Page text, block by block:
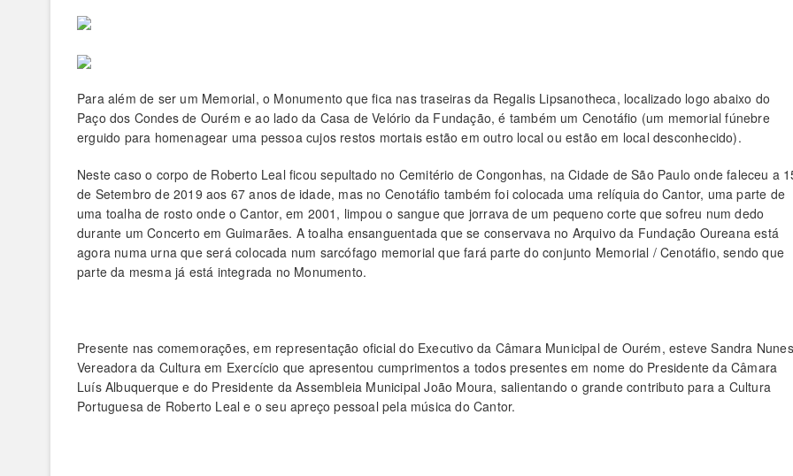
Para além de ser um Memorial, o Monumento que fica nas traseiras da Regalis Lipsanotheca, localizado logo abaixo do
Paço dos Condes de Ourém e ao lado da Casa de Velório da Fundação, é também um Cenotáfio (um memorial fúnebre
erguido para homenagear uma pessoa cujos restos mortais estão em outro local ou estão em local desconhecido).
Neste caso o corpo de Roberto Leal ficou sepultado no Cemitério de Congonhas, na Cidade de São Paulo onde faleceu a
de Setembro de 2019 aos 67 anos de idade, mas no Cenotáfio também foi colocada uma relíquia do Cantor, uma parte de
uma toalha de rosto onde o Cantor, em 2001, limpou o sangue que jorrava de um pequeno corte que sofreu num dedo
durante um Concerto em Guimarães. A toalha ensanguentada que se conservava no Arquivo da Fundação Oureana está
agora numa urna que será colocada num sarcófago memorial que fará parte do conjunto Memorial / Cenotáfio, sendo que
parte da mesma já está integrada no Monumento.
Presente nas comemorações, em representação oficial do Executivo da Câmara Municipal de Ourém, esteve Sandra
Vereadora da Cultura em Exercício que apresentou cumprimentos a todos presentes em nome do Presidente da Câmara
Luís Albuquerque e do Presidente da Assembleia Municipal João Moura, salientando o grande contributo para a Cultura
Portuguesa de Roberto Leal e o seu apreço pessoal pela música do Cantor.